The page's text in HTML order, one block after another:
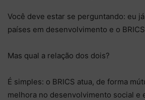
Você deve estar se perguntando: eu
países em desenvolvimento e o
Mas qual a relação dos dois?
É simples: o BRICS atua, de forma
melhora no desenvolvimento social e